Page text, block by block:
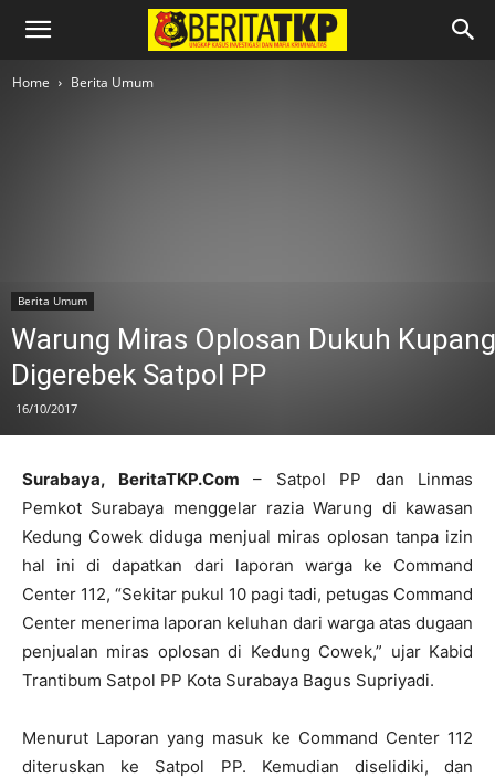
Home Berita Umum
Berita Umum
Warung Miras Oplosan Dukuh Kupang
Digerebek Satpol PP
16/10/2017
Surabaya, BeritaTKP.Com – Satpol PP dan Linmas
Pemkot Surabaya menggelar razia Warung di kawasan
Kedung Cowek diduga menjual miras oplosan tanpa izin
hal ini di dapatkan dari laporan warga ke Command
Center 112, “Sekitar pukul 10 pagi tadi, petugas Command
Center menerima laporan keluhan dari warga atas dugaan
penjualan miras oplosan di Kedung Cowek,” ujar Kabid
Trantibum Satpol PP Kota Surabaya Bagus Supriyadi.
Menurut Laporan yang masuk ke Command Center 112
diteruskan ke Satpol PP. Kemudian diselidiki, dan